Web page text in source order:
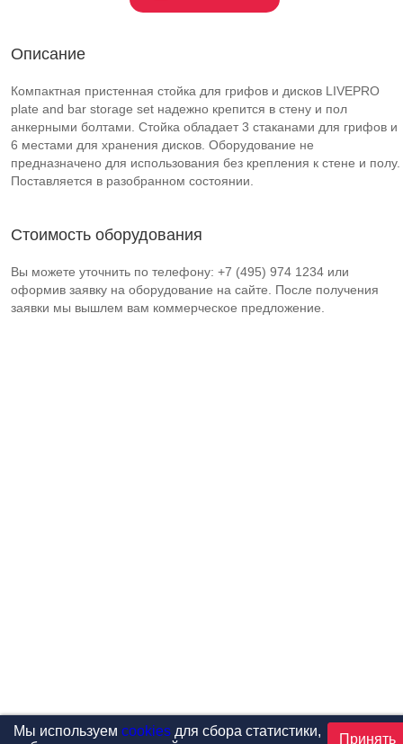
Описание
Компактная пристенная стойка для грифов и дисков LIVEPRO
plate and bar storage set надежно крепится в стену и пол
анкерными болтами. Стойка обладает 3 стаканами для грифов и
6 местами для хранения дисков. Оборудование не
предназначено для использования без крепления к стене и полу.
Поставляется в разобранном состоянии.
Стоимость оборудования
Вы можете уточнить по телефону: +7 (495) 974 1234 или
оформив заявку на оборудование на сайте. После получения
заявки мы вышлем вам коммерческое предложение.
Мы используем cookiesдля сбора статистики,
Принять